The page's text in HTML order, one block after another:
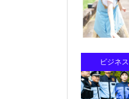
ビジネス